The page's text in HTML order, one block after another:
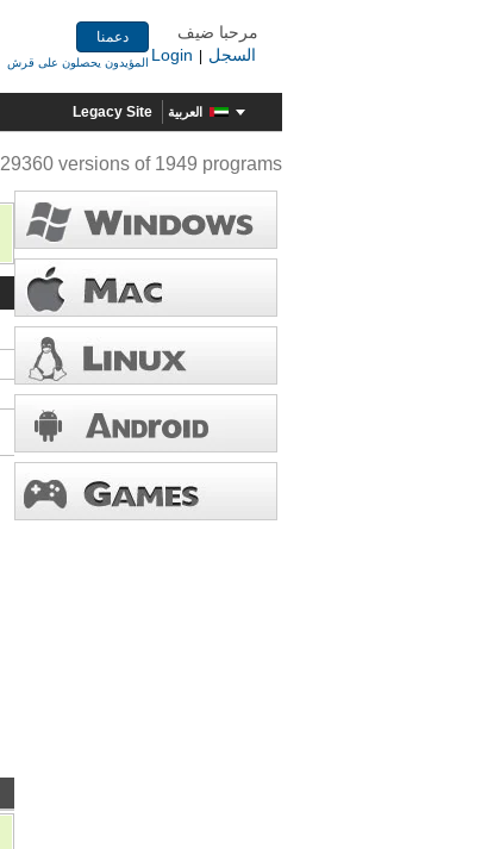
دعمنا
المؤيدون يحصلون على قرش
مرحبا ضيف
Login
السجل
Legacy Site العربية
29360 versions of 1949 programs